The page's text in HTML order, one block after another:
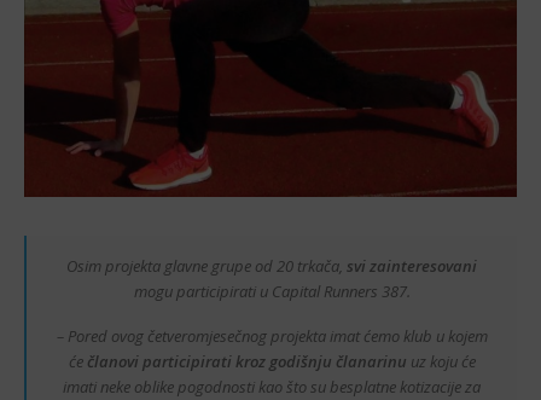
Osim projekta glavne grupe od 20 trkača, svi zainteresovani
mogu participirati u Capital Runners 387.
– Pored ovog četveromjesečnog projekta imat ćemo klub u kojem
će članovi participiratikroz godišnju članarinu uz koju će
imati neke oblike pogodnosti kao što su besplatne kotizacije za